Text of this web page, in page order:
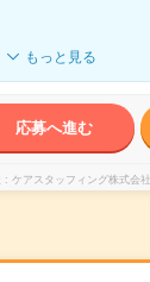
もっと見る
応募へ進む
ケアスタッフィング株式会社